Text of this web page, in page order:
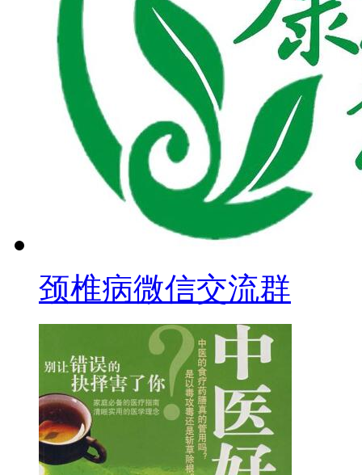
颈椎病微信交流群